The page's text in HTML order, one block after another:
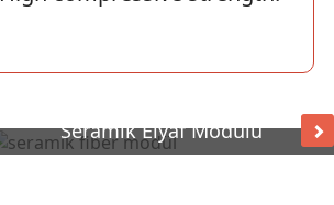
Seramik Elyaf Modülü